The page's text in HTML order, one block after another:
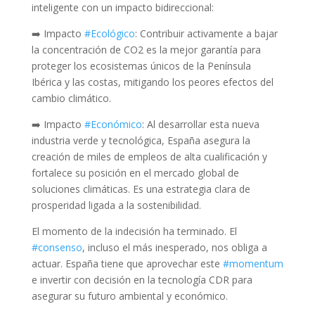
inteligente con un impacto bidireccional:
➡️ Impacto #Ecológico: Contribuir activamente a bajar
la concentración de CO2 es la mejor garantía para
proteger los ecosistemas únicos de la Península
Ibérica y las costas, mitigando los peores efectos del
cambio climático.
➡️ Impacto #Económico: Al desarrollar esta nueva
industria verde y tecnológica, España asegura la
creación de miles de empleos de alta cualificación y
fortalece su posición en el mercado global de
soluciones climáticas. Es una estrategia clara de
prosperidad ligada a la sostenibilidad.
El momento de la indecisión ha terminado. El
#consenso, incluso el más inesperado, nos obliga a
actuar. España tiene que aprovechar este #momentum
e invertir con decisión en la tecnología CDR para
asegurar su futuro ambiental y económico.